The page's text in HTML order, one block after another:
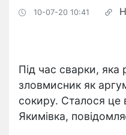
10-07-20 10:41
Під час сварки, яка
зловмисник як
сокиру. Сталося це
Якимівка,